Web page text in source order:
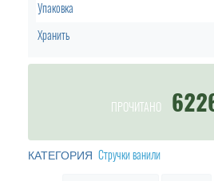
Упаковка
Хранить
ПРОЧИТАНО
КАТЕГОРИЯ Стручки ванили